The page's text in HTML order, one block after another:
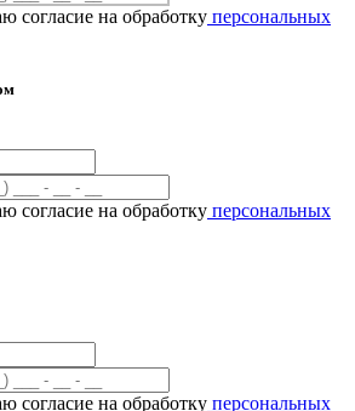
согласие на обработку персональных
согласие на обработку персональных
согласие на обработку персональных